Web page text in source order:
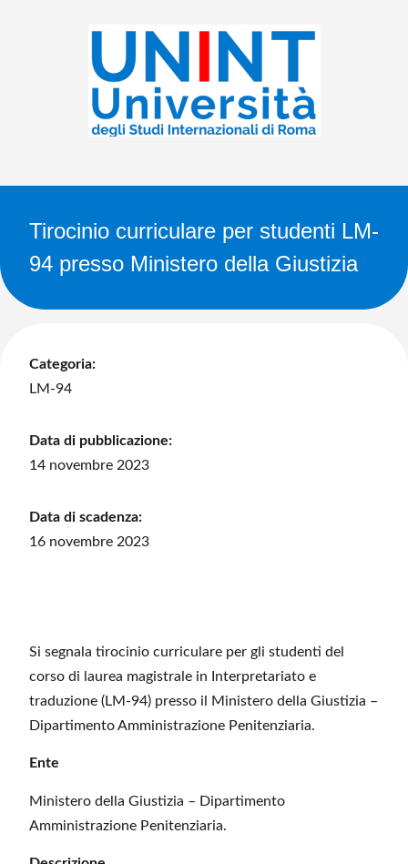
Tirocinio curriculare per studenti LM-
94 presso Ministero della Giustizia
Categoria:
LM-94
Data di pubblicazione:
14 novembre 2023
Data di scadenza:
16 novembre 2023
Si segnala tirocinio curriculare per gli studenti del
corso di laurea magistrale in Interpretariato e
traduzione (LM-94) presso il Ministero della Giustizia –
Dipartimento Amministrazione Penitenziaria.
Ente
Ministero della Giustizia – Dipartimento
Amministrazione Penitenziaria.